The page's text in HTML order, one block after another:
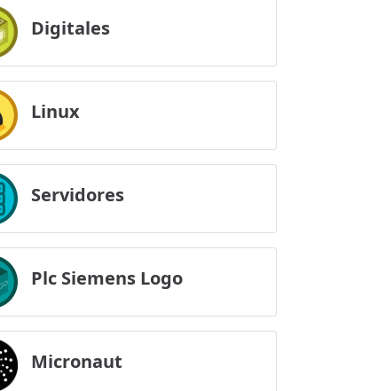
Digitales
Linux
Servidores
Plc Siemens Logo
Micronaut